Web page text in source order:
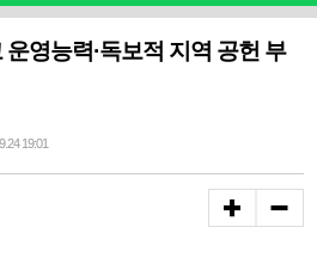
영능력·독보적 지역 공헌 부
19:01